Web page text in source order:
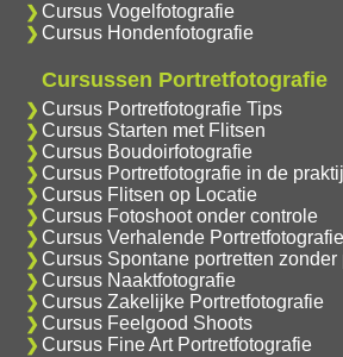
Cursus Vogelfotografie
Cursus Hondenfotografie
Cursussen Portretfotografie
Cursus Portretfotografie Tips
Cursus Starten met Flitsen
Cursus Boudoirfotografie
Cursus Portretfotografie in de
Cursus Flitsen op Locatie
Cursus Fotoshoot onder controle
Cursus Verhalende Portretfotografie
Cursus Spontane portretten zonder
Cursus Naaktfotografie
Cursus Zakelijke Portretfotografie
Cursus Feelgood Shoots
Cursus Fine Art Portretfotografie